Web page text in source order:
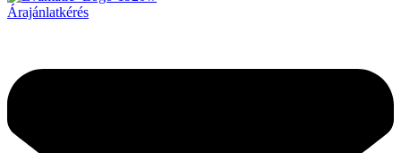
Árajánlatkérés